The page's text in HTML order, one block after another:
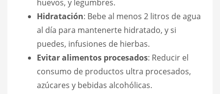
huevos, y legumbres.
Hidratación: Bebe al menos 2 litros de agua
al día para mantenerte hidratado, y si
puedes, infusiones de hierbas.
Evitar alimentos procesados: Reducir el
consumo de productos ultra procesados,
azúcares y bebidas alcohólicas.